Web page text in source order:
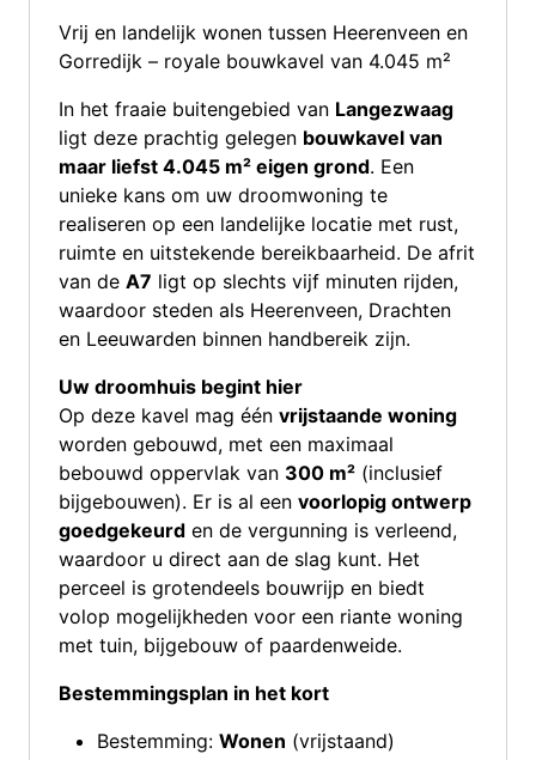
Vrij en landelijk wonen tussen Heerenveen en
Gorredijk – royale bouwkavel van 4.045 m²
In het fraaie buitengebied van Langezwaag
ligt deze prachtig gelegen bouwkavel van
maar liefst 4.045 m² eigen grond. Een
unieke kans om uw droomwoning te
realiseren op een landelijke locatie met rust,
ruimte en uitstekende bereikbaarheid. De afrit
van de A7 ligt op slechts vijf minuten rijden,
waardoor steden als Heerenveen, Drachten
en Leeuwarden binnen handbereik zijn.
Uw droomhuis begint hier
Op deze kavel mag één vrijstaande woning
worden gebouwd, met een maximaal
bebouwd oppervlak van 300 m² (inclusief
bijgebouwen). Er is al een voorlopig ontwerp
goedgekeurd en de vergunning is verleend,
waardoor u direct aan de slag kunt. Het
perceel is grotendeels bouwrijp en biedt
volop mogelijkheden voor een riante woning
met tuin, bijgebouw of paardenweide.
Bestemmingsplan in het kort
Bestemming: Wonen (vrijstaand)